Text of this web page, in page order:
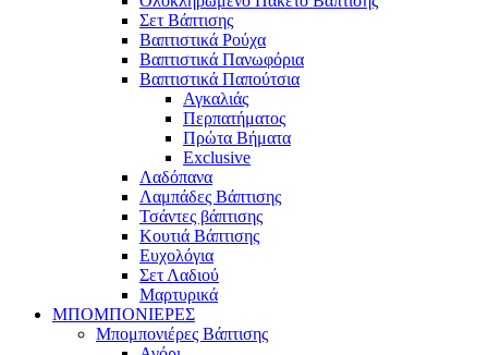
Σετ Βάπτισης
Βαπτιστικά Ρούχα
Βαπτιστικά Πανωφόρια
Βαπτιστικά Παπούτσια
Αγκαλιάς
Περπατήματος
Πρώτα Βήματα
Exclusive
Λαδόπανα
Λαμπάδες Βάπτισης
Τσάντες βάπτισης
Κουτιά Βάπτισης
Ευχολόγια
Σετ Λαδιού
Μαρτυρικά
ΜΠΟΜΠΟΝΙΕΡΕΣ
Μπομπονιέρες Βάπτισης